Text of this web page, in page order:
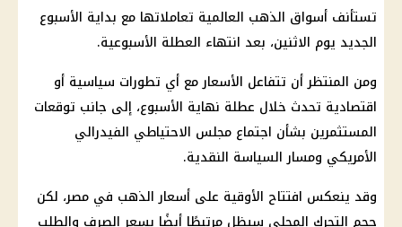
تستأنف أسواق الذهب العالمية تعاملاتها مع بداية الأسبوع
الجديد يوم الاثنين، بعد انتهاء العطلة الأسبوعية.
ومن المنتظر أن تتفاعل الأسعار مع أي تطورات سياسية أو
اقتصادية تحدث خلال عطلة نهاية الأسبوع، إلى جانب توقعات
المستثمرين بشأن اجتماع مجلس الاحتياطي الفيدرالي
الأمريكي ومسار السياسة النقدية.
وقد ينعكس افتتاح الأوقية على أسعار الذهب في مصر، لكن
حجم التحرك المحلي سيظل مرتبطًا أيضًا بسعر الصرف والطلب